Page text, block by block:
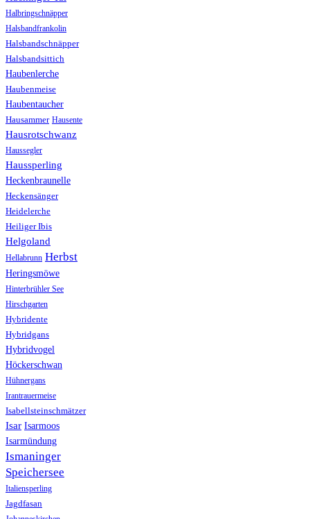
Halbringschnäpper
Halsbandfrankolin
Halsbandschnäpper
Halsbandsittich
Haubenlerche
Haubenmeise
Haubentaucher
Hausammer Hausente
Hausrotschwanz
Haussegler
Haussperling
Heckenbraunelle
Heckensänger
Heidelerche
Heiliger Ibis
Helgoland
Hellabrunn Herbst
Heringsmöwe
Hinterbrühler See
Hirschgarten
Hybridente
Hybridgans
Hybridvogel
Höckerschwan
Hühnergans
Irantrauermeise
Isabellsteinschmätzer
Isar Isarmoos
Isarmündung
Ismaninger
Speichersee
Italiensperling
Jagdfasan